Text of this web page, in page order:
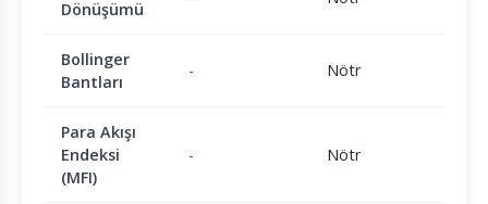
Dönüşümü
Bollinger
Bantları
- Nötr
Para Akışı
Endeksi
(MFI)
- Nötr